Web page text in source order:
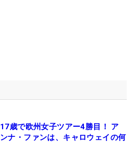
17歳で欧州女子ツアー4勝目！ ア
ンナ・ファンは、キャロウェイの何